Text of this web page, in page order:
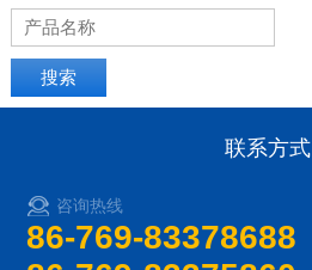
联系方式
咨询热线
86-769-83378688